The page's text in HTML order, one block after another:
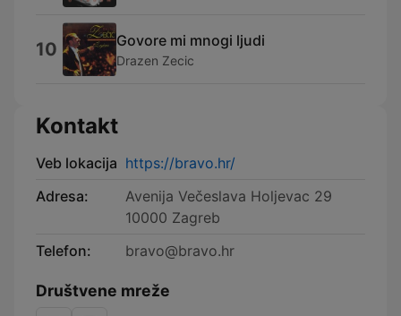
10 Govore mi mnogi ljudi
Drazen Zecic
Kontakt
Veb lokacija https://bravo.hr/
Adresa:
Avenija Večeslava Holjevac 29
10000 Zagreb
Telefon:
bravo@bravo.hr
Društvene mreže